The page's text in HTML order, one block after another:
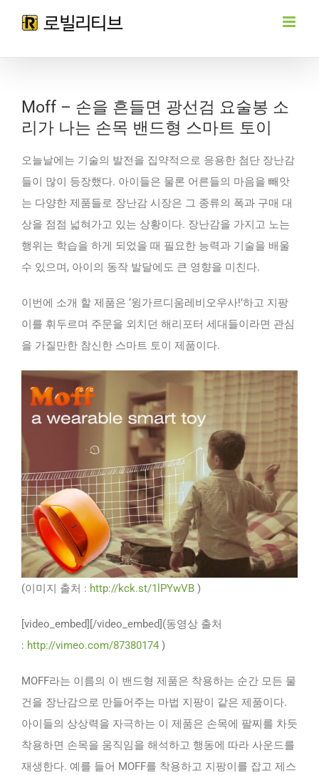
Moff – 손을 흔들면 광선검 요술봉 소
리가 나는 손목 밴드형 스마트 토이
오늘날에는 기술의 발전을 집약적으로 응용한 첨단 장난감
들이 많이 등장했다. 아이들은 물론 어른들의 마음을 빼앗
는 다양한 제품들로 장난감 시장은 그 종류의 폭과 구매 대
상을 점점 넓혀가고 있는 상황이다. 장난감을 가지고 노는
행위는 학습을 하게 되었을 때 필요한 능력과 기술을 배울
수 있으며, 아이의 동작 발달에도 큰 영향을 미친다.
이번에 소개 할 제품은 ‘윙가르디움레비오우사!’하고 지팡
이를 휘두르며 주문을 외치던 해리포터 세대들이라면 관심
을 가질만한 참신한 스마트 토이 제품이다.
(이미지 출처 : http://kck.st/1lPYwVB )
[video_embed][/video_embed](동영상 출처
: http://vimeo.com/87380174 )
MOFF라는 이름의 이 밴드형 제품은 착용하는 순간 모든 물
건을 장난감으로 만들어주는 마법 지팡이 같은 제품이다.
아이들의 상상력을 자극하는 이 제품은 손목에 팔찌를 차듯
착용하면 손목을 움직임을 해석하고 행동에 따라 사운드를
재생한다. 예를 들어 MOFF를 착용하고 지팡이를 잡고 제스